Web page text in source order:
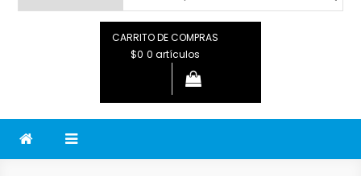
que necesitas saber para disfrutar tu hogar.
CARRITO DE COMPRAS
$0 0 artículos